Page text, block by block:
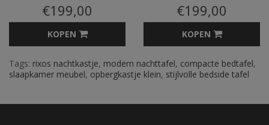
€199,00
KOPEN
€199,00
KOPEN
Tags: rixos nachtkastje, modern nachttafel, compacte bedtafel,
slaapkamer meubel, opbergkastje klein, stijlvolle bedside tafel